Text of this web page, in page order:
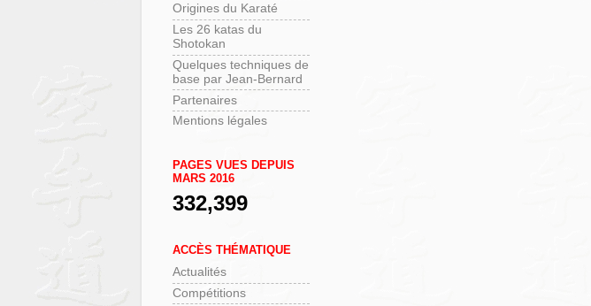
Origines du Karaté
Les 26 katas du
Shotokan
Quelques techniques de
base par Jean-Bernard
Partenaires
Mentions légales
PAGES VUES DEPUIS
MARS 2016
332,399
ACCÈS THÉMATIQUE
Actualités
Compétitions